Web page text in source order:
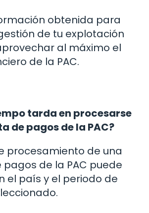
obtenida para
de tu explotación
al máximo el
de la PAC.
tarda en procesarse
de pagos de la PAC?
procesamiento de una
de la PAC puede
el país y el periodo de